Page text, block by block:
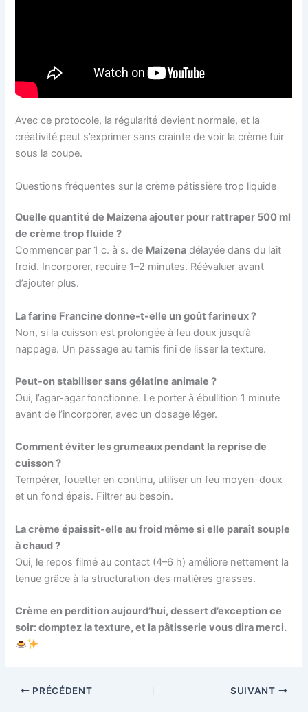
Avec ce protocole, la régularité devient normale, et la
créativité peut s’exprimer sans crainte de voir la crème fuir
sous la coupe.
Questions fréquentes sur la crème pâtissière trop liquide
Quelle quantité de Maizena ajouter pour rattraper 500 ml
de crème trop fluide ?
Commencer par 1 c. à s. de Maizena délayée dans du lait
froid. Incorporer, recuire 1–2 minutes. Réévaluer avant
d’ajouter plus.
La farine Francine donne-t-elle un goût farineux ?
Non, si la cuisson est prolongée à feu doux jusqu’à
nappage. Un passage au tamis fini de lisser la texture.
Peut-on stabiliser sans gélatine animale ?
Oui, l’agar-agar fonctionne. Le porter à ébullition 1 minute
avant de l’incorporer, avec un dosage léger.
Comment éviter les grumeaux pendant la reprise de
cuisson ?
Tempérer, fouetter en continu, utiliser un feu moyen-doux
et un fond épais. Filtrer au besoin.
La crème épaissit-elle au froid même si elle paraît souple
à chaud ?
Oui, le repos filmé au contact (4–6 h) améliore nettement la
tenue grâce à la structuration des matières grasses.
Crème en perdition aujourd’hui, dessert d’exception ce
soir: domptez la texture, et la pâtisserie vous dira merci.
PRÉCÉDENT SUIVANT